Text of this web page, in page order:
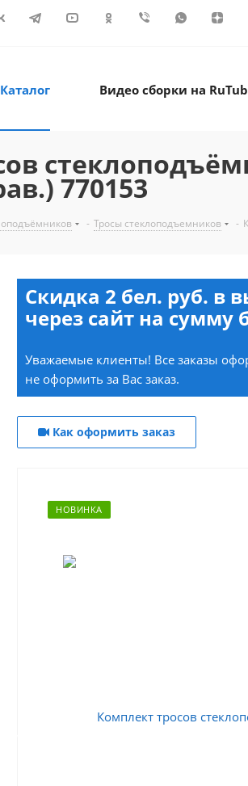
Каталог Видео сборки на
770153
- Тросы стеклоподъемников -
Скидка 2 бел. руб. в
через сайт на сумму
Уважаемые клиенты! Все заказы
не оформить за Вас заказ.
Как оформить заказ
НОВИНКА